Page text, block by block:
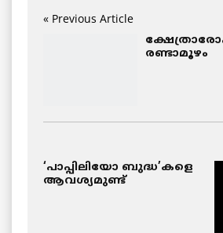
« Previous Article
രണ്ടാമൂഴം
‘പാപ്പിലിയോ ബുദ്ധ’കളെ
ആവശ്യമുണ്ട്